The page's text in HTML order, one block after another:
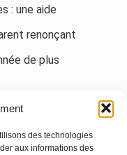
des technologies
aux informations des
: une aide
renonçant
de plus